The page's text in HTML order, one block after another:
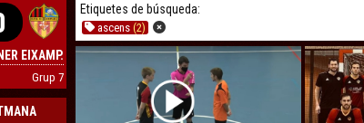
EIXAMP.
Grup 7
Etiquetes de búsqueda:
ascens (2)